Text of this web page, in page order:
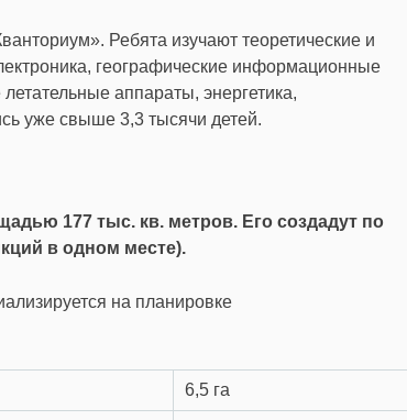
Ребята изучают теоретические и
географические информационные
аппараты, энергетика,
уже свыше 3,3 тысячи детей.
177 тыс. кв. метров. Его создадут по
в одном месте).
на планировке
6,5 га